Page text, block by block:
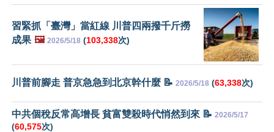
習緊抓「臺灣」當紅線 川普四兩撥千斤撈
成果 🖼️ 2026/5/18 (103,338次)
川普前腳走 普京急急到北京幹什麼 📝 2026/5/18 (63,338次)
中共個稅反常高增長 貧富雙殺時代悄然到來 📝 2026/5/17
(60,575次)